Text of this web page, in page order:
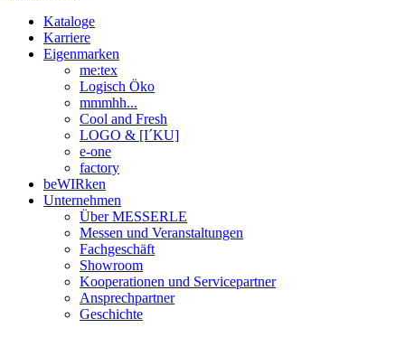
Kataloge
Karriere
Eigenmarken
me:tex
Logisch Öko
mmmhh...
Cool and Fresh
LOGO & [I´KU]
e-one
factory
beWIRken
Unternehmen
Über MESSERLE
Messen und Veranstaltungen
Fachgeschäft
Showroom
Kooperationen und Servicepartner
Ansprechpartner
Geschichte